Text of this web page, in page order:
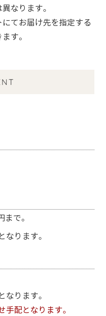
なります。
てお届け先を指定する
す。
まで。
なります。
なります。
手配となります。